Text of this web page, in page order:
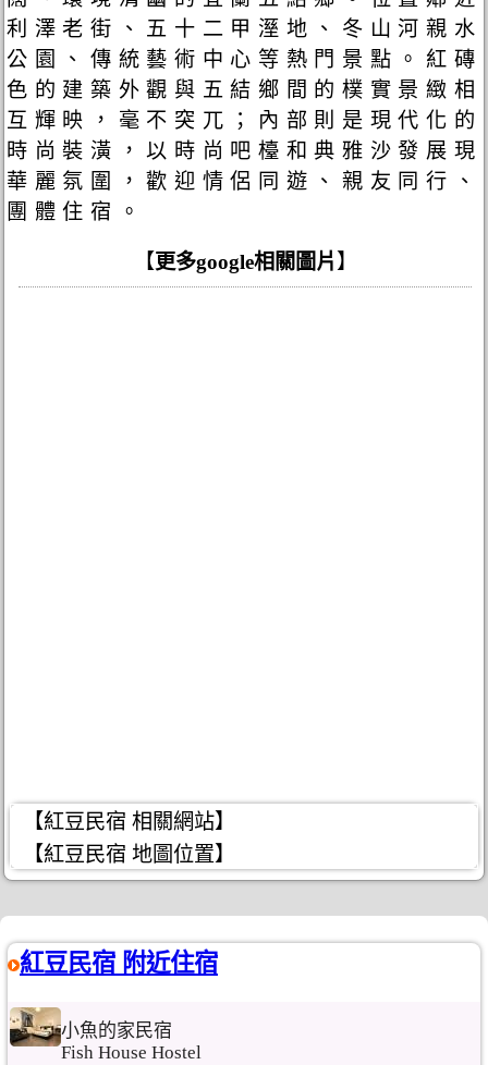
利澤老街、五十二甲溼地、冬山河親水
公園、傳統藝術中心等熱門景點。紅磚
色的建築外觀與五結鄉間的樸實景緻相
互輝映，毫不突兀；內部則是現代化的
時尚裝潢，以時尚吧檯和典雅沙發展現
華麗氛圍，歡迎情侶同遊、親友同行、
團體住宿。
【 更多google相關圖片 】
【紅豆民宿 相關網站】
【紅豆民宿 地圖位置】
紅豆民宿 附近住宿
小魚的家民宿
Fish House Hostel